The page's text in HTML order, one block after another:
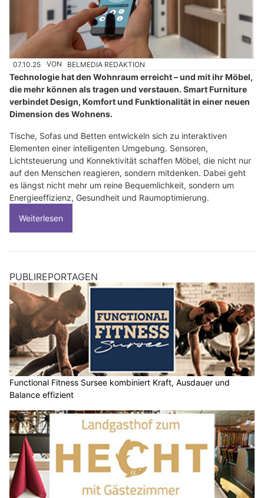
07.10.25 VON BELMEDIA REDAKTION
Technologie hat den Wohnraum erreicht – und mit ihr Möbel,
die mehr können als tragen und verstauen. Smart Furniture
verbindet Design, Komfort und Funktionalität in einer neuen
Dimension des Wohnens.
Tische, Sofas und Betten entwickeln sich zu interaktiven
Elementen einer intelligenten Umgebung. Sensoren,
Lichtsteuerung und Konnektivität schaffen Möbel, die nicht nur
auf den Menschen reagieren, sondern mitdenken. Dabei geht
es längst nicht mehr um reine Bequemlichkeit, sondern um
Energieeffizienz, Gesundheit und Raumoptimierung.
Weiterlesen
PUBLIREPORTAGEN
Functional Fitness Sursee kombiniert Kraft, Ausdauer und
Balance effizient